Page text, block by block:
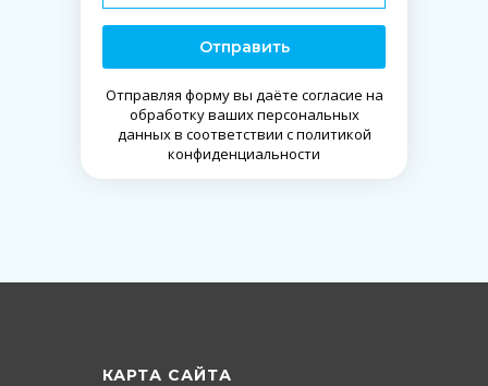
Отправить
Отправляя форму вы даёте согласие на
обработку ваших персональных
данных в соответствии с политикой
конфиденциальности
КАРТА САЙТА